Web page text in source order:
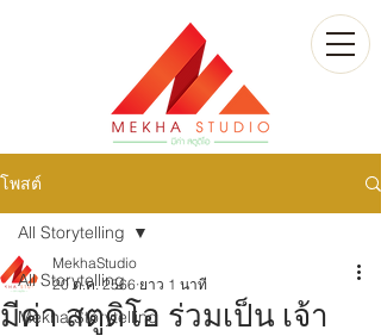
โพสต์
All Storytelling
Mekha Storytelling
All Storytelling
มีค่า สตูดิโอ ร่วมเป็น เจ้า
MekhaStudio
20 ต.ค. 2566 ยาว 1 นาที